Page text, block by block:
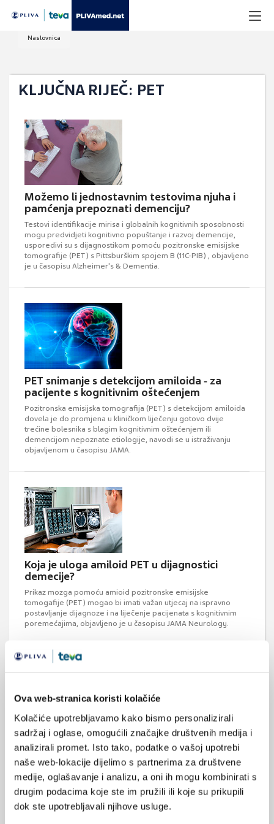
Ova web-stranica koristi kolačiće
Kolačiće upotrebljavamo kako bismo personalizirali
sadržaj i oglase, omogućili značajke društvenih medija i
analizirali promet. Isto tako, podatke o vašoj upotrebi
naše web-lokacije dijelimo s partnerima za društvene
medije, oglašavanje i analizu, a oni ih mogu kombinirati s
drugim podacima koje ste im pružili ili koje su prikupili
dok ste upotrebljavali njihove usluge.
Naslovnica
KLJUČNA RIJEČ: PET
Možemo li jednostavnim testovima njuha i
pamćenja prepoznati demenciju?
Testovi identifikacije mirisa i globalnih kognitivnih sposobnosti
mogu predvidjeti kognitivno popuštanje i razvoj demencije,
usporedivi su s dijagnostikom pomoću pozitronske emisijske
tomografije (PET) s Pittsburškim spojem B (11C-PIB) , objavljeno
je u časopisu Alzheimer's & Dementia.
PET snimanje s detekcijom amiloida ‐ za
pacijente s kognitivnim oštećenjem
Pozitronska emisijska tomografija (PET) s detekcijom amiloida
dovela je do promjena u kliničkom liječenju gotovo dvije
trećine bolesnika s blagim kognitivnim oštećenjem ili
demencijom nepoznate etiologije, navodi se u istraživanju
objavljenom u časopisu JAMA.
Koja je uloga amiloid PET u dijagnostici
demecije?
Prikaz mozga pomoću amioid pozitronske emisijske
tomogafije (PET) mogao bi imati važan utjecaj na ispravno
postavljanje dijagnoze i na liječenje pacijenata s kognitivnim
poremećajima, objavljeno je u časopisu JAMA Neurology.
Ministar zdravlja Rajko Ostojić pustio u rad
PET/CT uređaj
U KBC Zagreb danas je pušten u rad PET/CT uređaj, prvi takav
dijagnostički uređaj u javnom zdravstvu, vrijedan 30 milijuna
kuna i financiran sredstvima Ministarstva zdravlja.